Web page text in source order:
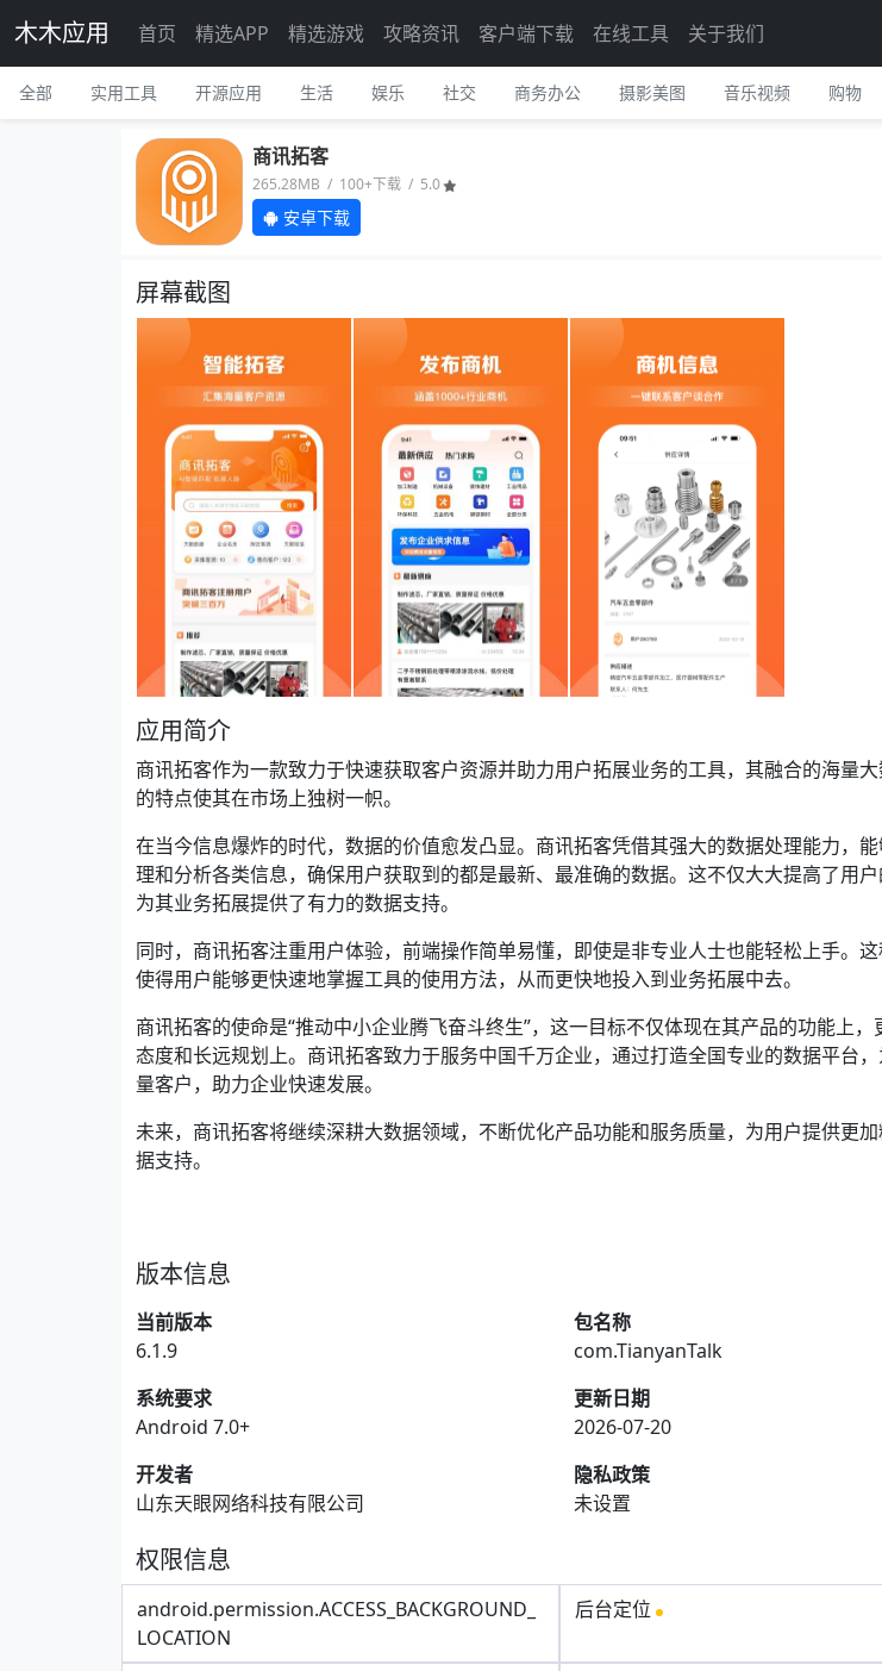
木木应用 首页 精选APP 精选游戏 攻略资讯 客户端下载 在线工具 关于我们
全部 实用工具 开源应用 生活 娱乐 社交 商务办公 摄影美图 音乐视频 购物
商讯拓客
265.28MB / 100+下载 / 5.0
安卓下载
屏幕截图
应用简介
商讯拓客作为一款致力于快速获取客户资源并助力用户拓展业务的工具，其融合的海量
的特点使其在市场上独树一帜。
在当今信息爆炸的时代，数据的价值愈发凸显。商讯拓客凭借其强大的数据处理能力，
理和分析各类信息，确保用户获取到的都是最新、最准确的数据。这不仅大大提高了用
为其业务拓展提供了有力的数据支持。
同时，商讯拓客注重用户体验，前端操作简单易懂，即使是非专业人士也能轻松上手。
使得用户能够更快速地掌握工具的使用方法，从而更快地投入到业务拓展中去。
商讯拓客的使命是“推动中小企业腾飞奋斗终生”，这一目标不仅体现在其产品的功能上
态度和长远规划上。商讯拓客致力于服务中国千万企业，通过打造全国专业的数据平台
量客户，助力企业快速发展。
未来，商讯拓客将继续深耕大数据领域，不断优化产品功能和服务质量，为用户提供更
据支持。
版本信息
当前版本
6.1.9
包名称
com.TianyanTalk
系统要求
Android 7.0+
更新日期
2026-07-20
开发者
山东天眼网络科技有限公司
隐私政策
未设置
权限信息
android.permission.ACCESS_BACKGROUND_
LOCATION
后台定位